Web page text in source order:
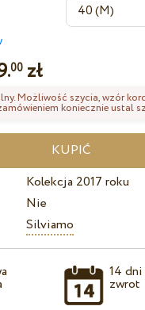
00zł
Możliwość szycia, wzór
koniecznie ustal
Kolekcja 2017 roku
Nie
Silviamo
14 dni
zwrot